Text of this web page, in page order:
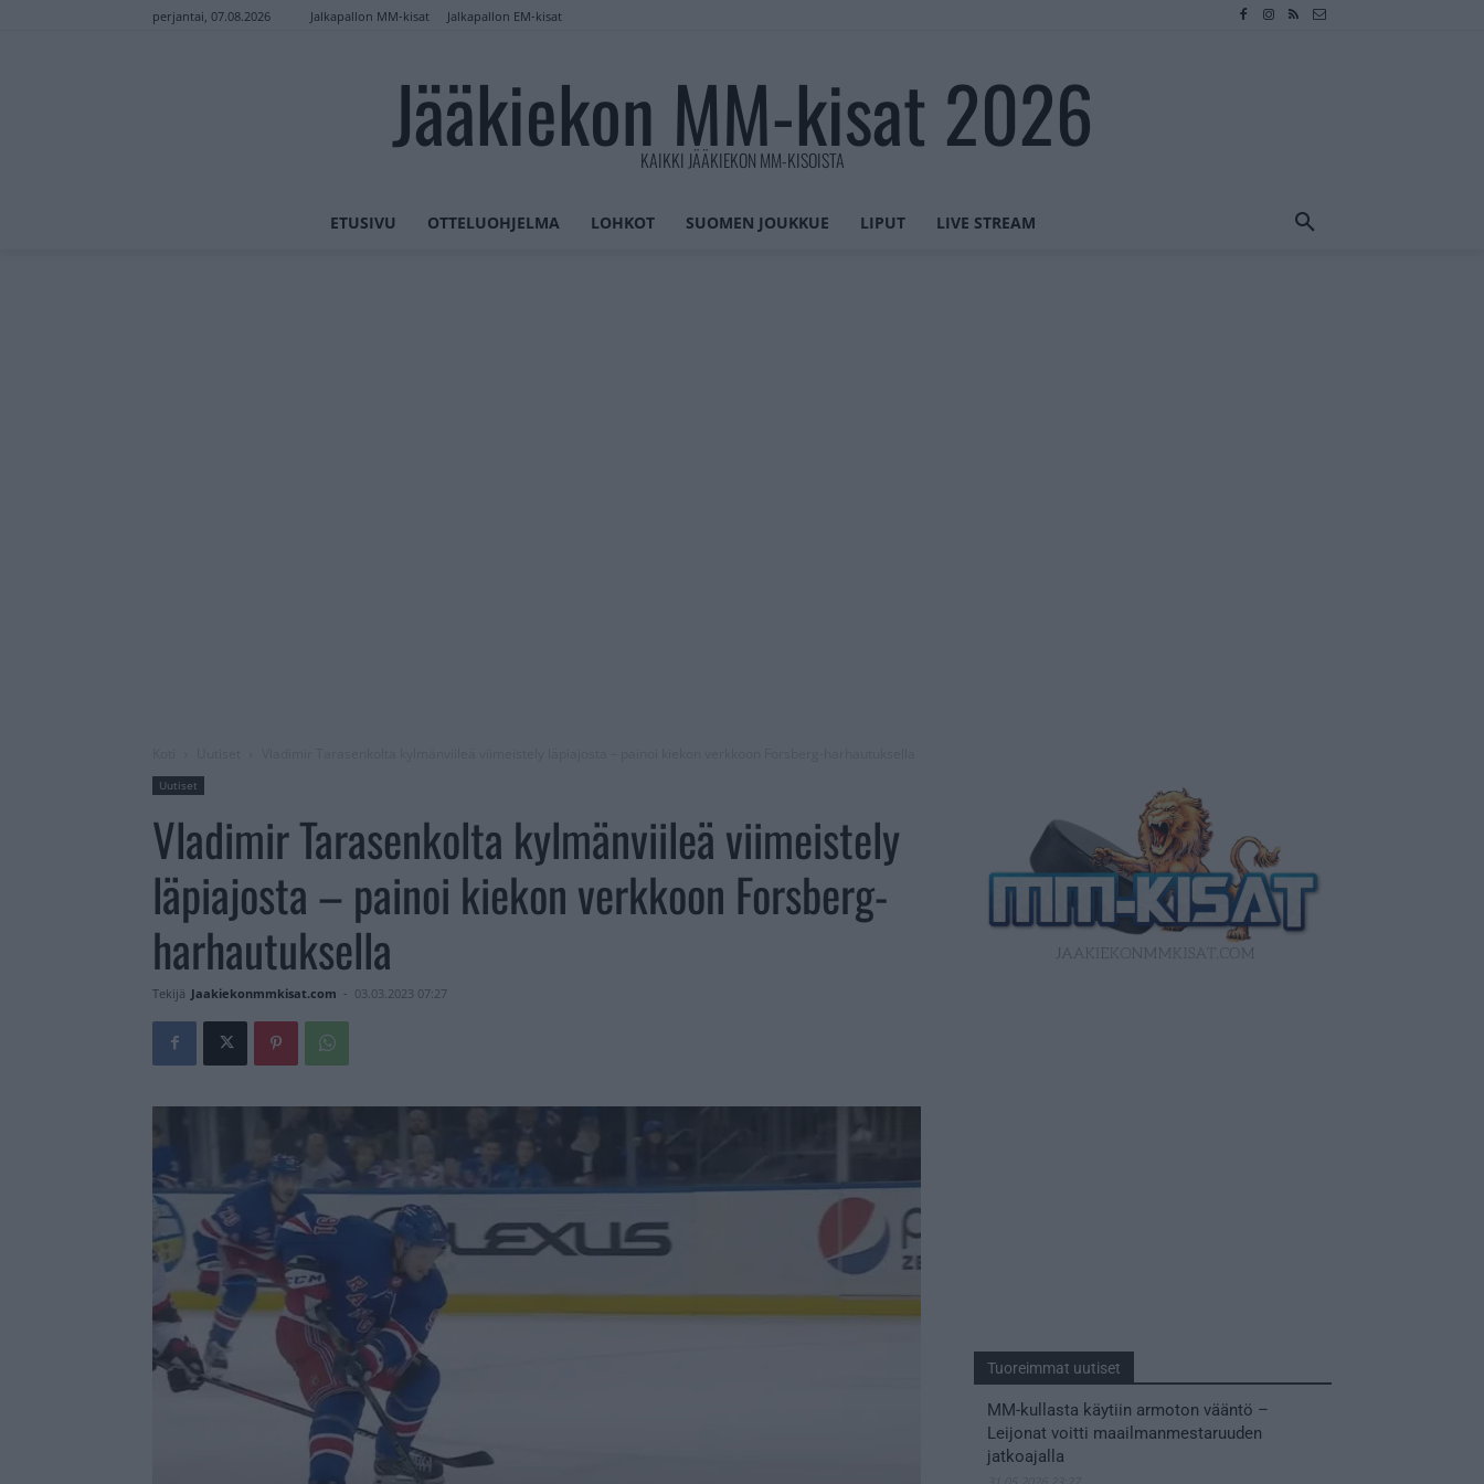
perjantai, 07.08.2026 Jalkapallon MM-kisat Jalkapallon EM-kisat
Jääkiekon MM-kisat 2026
KAIKKI JÄÄKIEKON MM-KISOISTA
ETUSIVU OTTELUOHJELMA LOHKOT SUOMEN JOUKKUE LIPUT LIVE STREAM
Uutiset
Vladimir Tarasenkolta kylmänviileä viimeistely
läpiajosta – painoi kiekon verkkoon Forsberg-
harhautuksella
Tekijä Jaakiekonmmkisat.com - 03.03.2023 07:27
Tuoreimmat uutiset
MM-kullasta käytiin armoton vääntö –
Leijonat voitti maailmanmestaruuden
jatkoajalla